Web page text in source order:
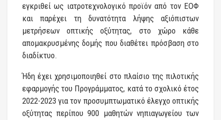
εγκριθεί ως ιατροτεχνολογικό προϊόν από τον ΕΟΦ
και παρέχει τη δυνατότητα λήψης αξιόπιστων
μετρήσεων οπτικής οξύτητας, στο χώρο κάθε
απομακρυσμένης δομής που διαθέτει πρόσβαση στο
διαδίκτυο.
Ήδη έχει χρησιμοποιηθεί στο πλαίσιο της πιλοτικής
εφαρμογής του Προγράμματος, κατά το σχολικό έτος
2022-2023 για τον προσυμπτωματικό έλεγχο οπτικής
οξύτητας περίπου 900 μαθητών νηπιαγωγείου των